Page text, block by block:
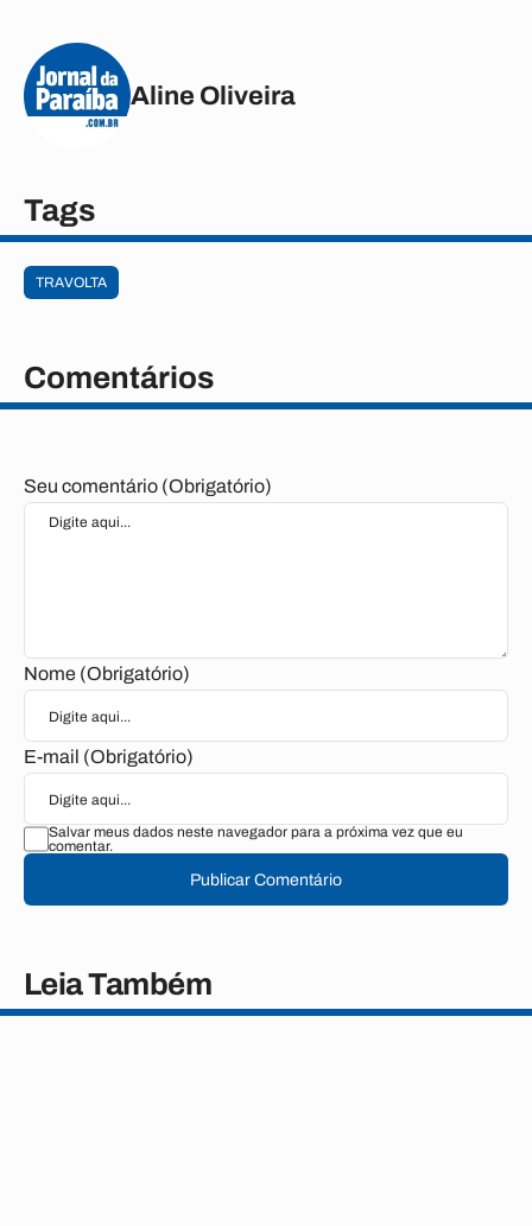
Aline Oliveira
Tags
TRAVOLTA
Comentários
Seu comentário (Obrigatório)
Nome (Obrigatório)
E-mail (Obrigatório)
Salvar meus dados neste navegador para a próxima vez que eu
comentar.
Publicar Comentário
Leia Também